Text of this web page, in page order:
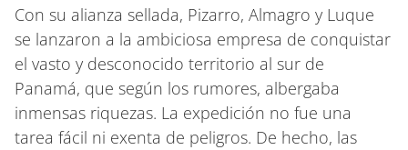
Con su alianza sellada, Pizarro, Almagro y Luque
se lanzaron a la ambiciosa empresa de conquistar
el vasto y desconocido territorio al sur de
Panamá, que según los rumores, albergaba
inmensas riquezas. La expedición no fue una
tarea fácil ni exenta de peligros. De hecho, las